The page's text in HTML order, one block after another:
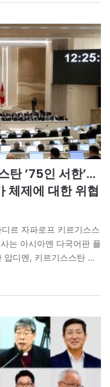
려인 동포들이 전북고려
자는…
탄 ’75인 서한’…
체제에 대한 위협
르 자파로프 키르기스스
는 아시아엔 다국어판 플
디멘, 키르기스스탄 센
건에 대한 판결을 선고
로 인정돼 재산 몰수와